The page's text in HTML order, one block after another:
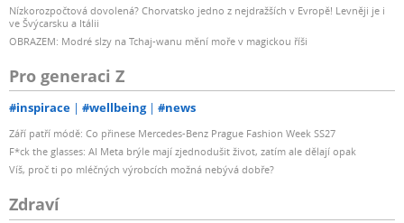
Nízkorozpočtová dovolená? Chorvatsko jedno z nejdražších v Evropě! Levněji je i
ve Švýcarsku a Itálii
OBRAZEM: Modré slzy na Tchaj-wanu mění moře v magickou říši
Pro generaci Z
#inspirace #wellbeing #news
Září patří módě: Co přinese Mercedes-Benz Prague Fashion Week SS27
F*ck the glasses: AI Meta brýle mají zjednodušit život, zatím ale dělají opak
Víš, proč ti po mléčných výrobcích možná nebývá dobře?
Zdraví